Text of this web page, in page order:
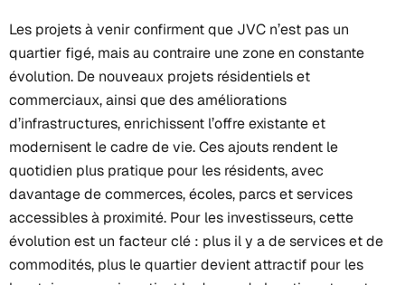
Les projets à venir confirment que JVC n’est pas un
quartier figé, mais au contraire une zone en constante
évolution. De nouveaux projets résidentiels et
commerciaux, ainsi que des améliorations
d’infrastructures, enrichissent l’offre existante et
modernisent le cadre de vie. Ces ajouts rendent le
quotidien plus pratique pour les résidents, avec
davantage de commerces, écoles, parcs et services
accessibles à proximité. Pour les investisseurs, cette
évolution est un facteur clé : plus il y a de services et de
commodités, plus le quartier devient attractif pour les